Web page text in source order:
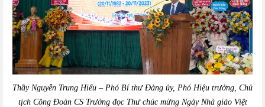
Thầy Nguyễn Trung Hiếu – Phó Bí thư Đảng ủy, Phó Hiệu trưởng, Chủ
tịch Công Đoàn CS Trườngđọc Thư chúc mừng Ngày Nhà giáo Việt